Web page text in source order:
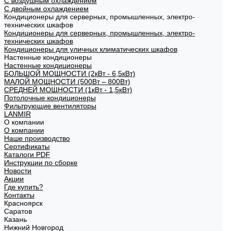
С двойным охлаждением
Кондиционеры для серверных, промышленных, электро-
технических шкафов
Кондиционеры для серверных, промышленных, электро-
технических шкафов
Кондиционеры для уличных климатических шкафов
Настенные кондиционеры
Настенные кондиционеры
БОЛЬШОЙ МОЩНОСТИ (2кВт - 6,5кВт)
МАЛОЙ МОЩНОСТИ (500Вт – 800Вт)
СРЕДНЕЙ МОЩНОСТИ (1кВт - 1,5кВт)
Потолочные кондиционеры
Фильтрующие вентиляторы
LANMIR
О компании
О компании
Наше производство
Сертификаты
Каталоги PDF
Инструкции по сборке
Новости
Акции
Где купить?
Контакты
Красноярск
Саратов
Казань
Нижний Новгород